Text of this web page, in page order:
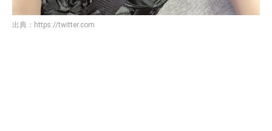
出典： https://twitter.com